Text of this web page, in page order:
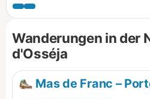
schönen Blick auf Dorres,
Romeu haben. Der Abstieg
ist angenehm.
Wanderungen in der
d'Osséja
Mas de Franc –